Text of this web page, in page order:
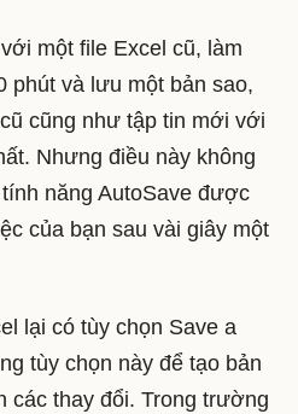
một file Excel cũ, làm
phút và lưu một bản sao,
cũng như tập tin mới với
Nhưng điều này không
năng AutoSave được
của bạn sau vài giây một
lại có tùy chọn Save a
tùy chọn này để tạo bản
các thay đổi. Trong trường